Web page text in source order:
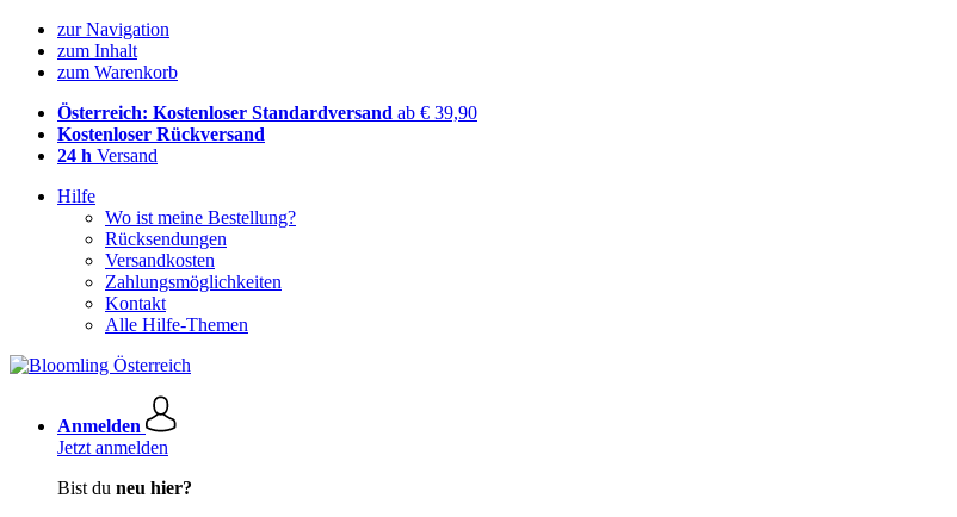
zur Navigation
zum Inhalt
zum Warenkorb
Österreich: Kostenloser Standardversand ab € 39,90
Kostenloser Rückversand
24 h Versand
Hilfe
Wo ist meine Bestellung?
Rücksendungen
Versandkosten
Zahlungsmöglichkeiten
Kontakt
Alle Hilfe-Themen
Anmelden
Jetzt anmelden
Bist du neu hier?